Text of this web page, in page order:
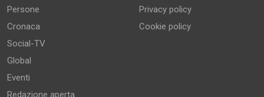
Persone
Cronaca
Social-TV
Global
Eventi
Redazione aperta
Privacy policy
Cookie policy